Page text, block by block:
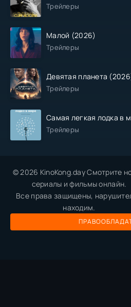
Трейлеры
Малой (2026)
Трейлеры
Девятая планета
Трейлеры
Самая легкая лодка в
Трейлеры
© 2026 KinoKong.day Смотрите
сериалы и фильмы онлайн.
Все права защищены,
находим.